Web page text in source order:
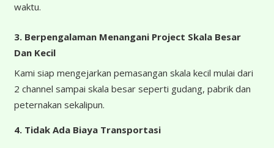
waktu.
3. Berpengalaman Menangani Project Skala Besar
Dan Kecil
Kami siap mengejarkan pemasangan skala kecil mulai dari
2 channel sampai skala besar seperti gudang, pabrik dan
peternakan sekalipun.
4. Tidak Ada Biaya Transportasi